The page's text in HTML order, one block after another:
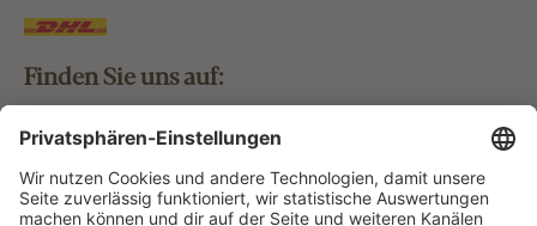
Finden Sie uns auf:
Bestellung widerrufen